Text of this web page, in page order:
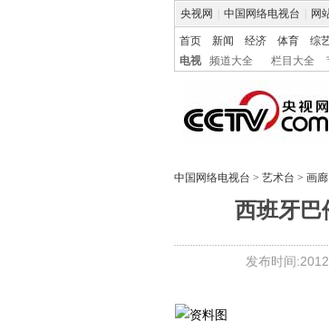
央视网 中国网络电视台 网
首页 新闻 经济 体育 综
电视
频道大全 栏目大全
中国网络电视台 > 艺术台 > 画廊
西班牙巴
发布时间